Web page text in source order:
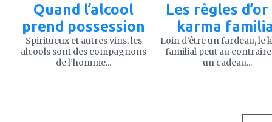
Quand l’alcool
prend possession
Spiritueux et autres vins, les
alcools sont des compagnons
de l’homme...
Les règles d’or
karma
Loin d’être un fardeau, le
familial peut au
un cadeau...